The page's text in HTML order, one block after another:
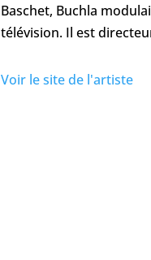
Baschet, Buchla
télévision. Il est
Voir le site de l'artiste